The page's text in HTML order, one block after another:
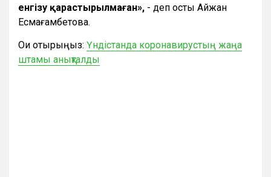
енгізу қарастырылмаған», - деп қосты Айжан
Есмағамбетова.
Оқи отырыңыз: Үндістанда коронавирустың жаңа
штамы анықталды